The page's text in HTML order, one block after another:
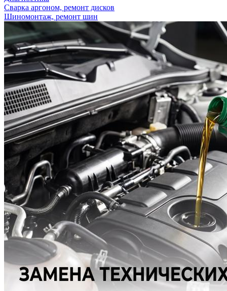
Сварка аргоном, ремонт дисков
Шиномонтаж, ремонт шин